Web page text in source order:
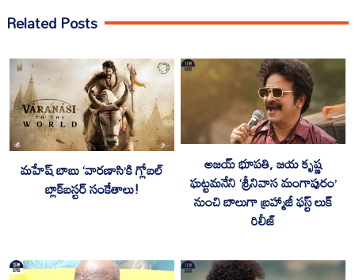
Related Posts
మహేష్ బాబు ‘వారణాసి’కి గ్లోబల్
బ్లాక్‌బస్టర్ సంకేతాలు!
అజయ్ భూపతి, జయ కృష్ణ
ఘట్టమనేని ‘శ్రీనివాస మంగాపురం’
నుంచి బాలుగా బ్రహ్మాజీ ఫస్ట్ లుక్
రిలీజ్